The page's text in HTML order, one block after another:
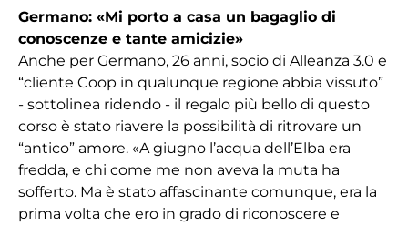
Germano: «Mi porto a casa un bagaglio di
conoscenze e tante amicizie»
Anche per Germano, 26 anni, socio di Alleanza 3.0 e
“cliente Coop in qualunque regione abbia vissuto”
- sottolinea ridendo - il regalo più bello di questo
corso è stato riavere la possibilità di ritrovare un
“antico” amore. «A giugno l’acqua dell’Elba era
fredda, e chi come me non aveva la muta ha
sofferto. Ma è stato affascinante comunque, era la
prima volta che ero in grado di riconoscere e